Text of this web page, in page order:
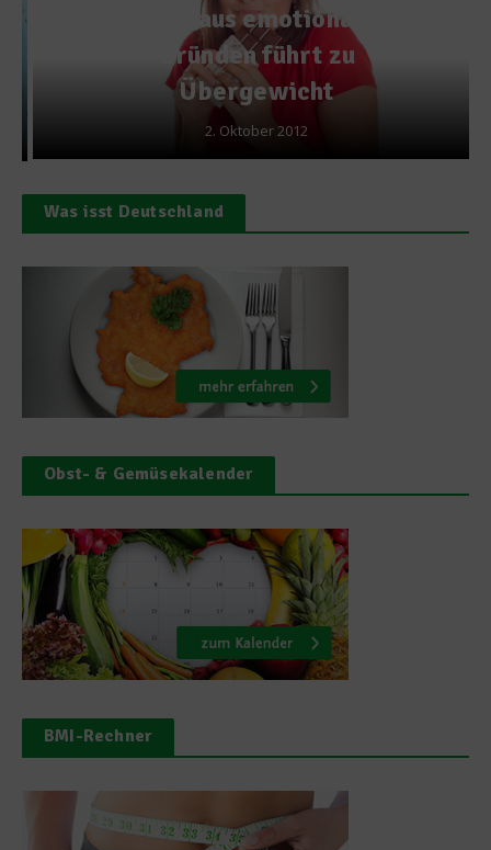
Essen aus emotionalen
Gründen führt zu
Übergewicht
2. Oktober 2012
Was isst Deutschland
Obst- & Gemüsekalender
BMI-Rechner